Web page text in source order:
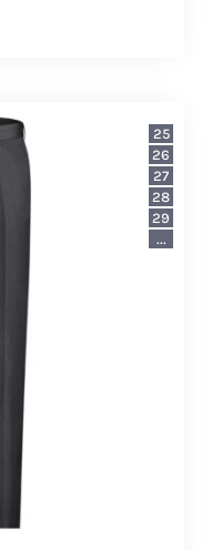
25
26
27
28
29
...